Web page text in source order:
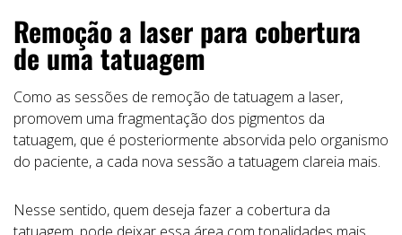
Remoção a laser para cobertura
de uma tatuagem
Como as sessões de remoção de tatuagem a laser,
promovem uma fragmentação dos pigmentos da
tatuagem, que é posteriormente absorvida pelo organismo
do paciente, a cada nova sessão a tatuagem clareia mais.
Nesse sentido, quem deseja fazer a cobertura da